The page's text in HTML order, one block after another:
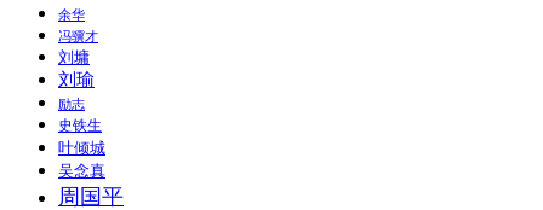
余华
冯骥才
刘墉
刘瑜
励志
史铁生
叶倾城
吴念真
周国平